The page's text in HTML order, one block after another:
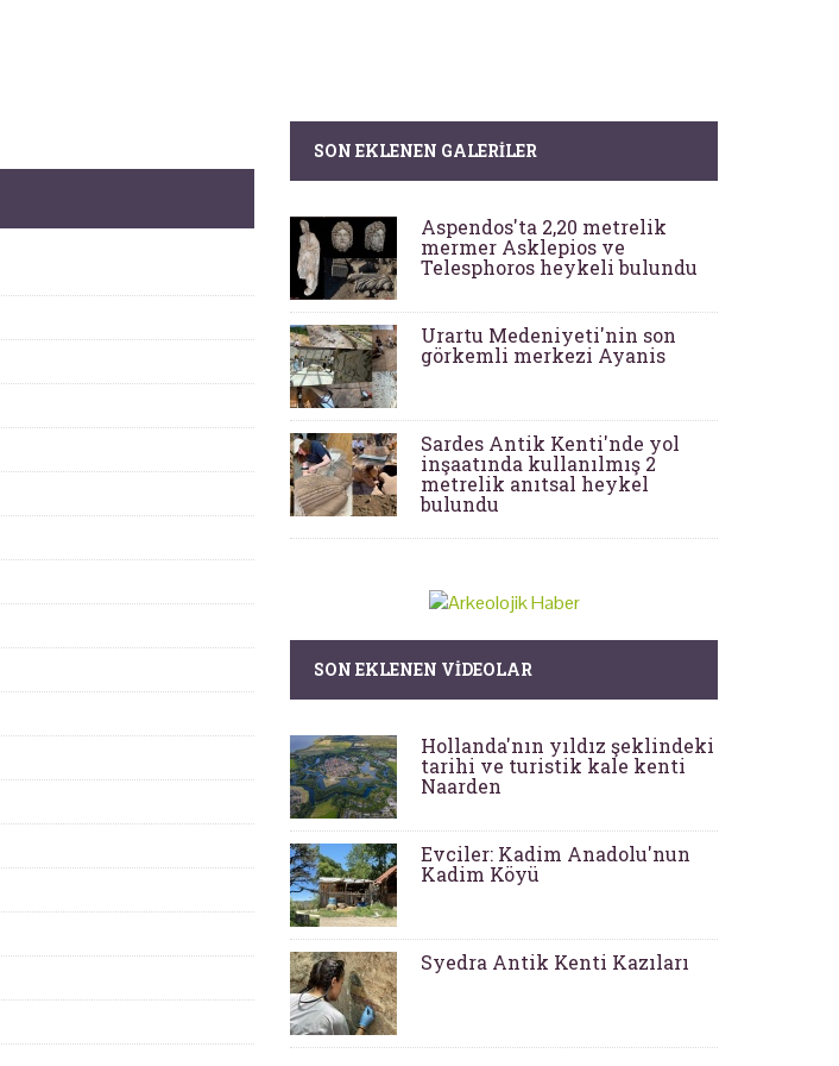
SON EKLENEN GALERILER
Aspendos'ta 2,20 metrelik
mermer Asklepios ve
Telesphoros heykeli bulundu
Urartu Medeniyeti'nin son
görkemli merkezi Ayanis
Sardes Antik Kenti'nde yol
inşaatında kullanılmış 2
metrelik anıtsal heykel
bulundu
SON EKLENEN VIDEOLAR
Hollanda'nın yıldız şeklindeki
tarihi ve turistik kale kenti
Naarden
Evciler: Kadim Anadolu'nun
Kadim Köyü
Syedra Antik Kenti Kazıları